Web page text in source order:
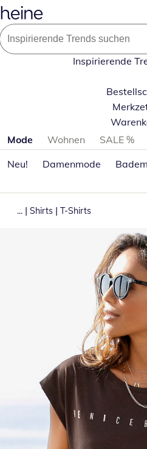
Inspirierende
Produktkategorien
Mode Wohnen SALE %
Neu!
Damenmode
... | Shirts | T-Shirts